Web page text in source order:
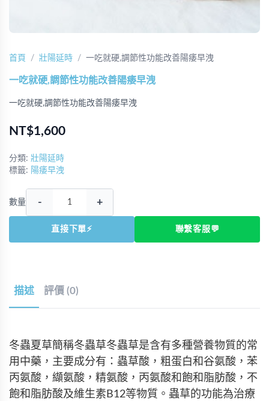
首頁 壯陽延時 一吃就硬,調節性功能改善陽痿早洩
一吃就硬,調節性功能改善陽痿早洩
一吃就硬,調節性功能改善陽痿早洩
NT$1,600
分類: 壯陽延時
標籤: 陽痿早洩
數量 - +
直接下單⚡ 聯繫客服💬
描述 評價 (0)
冬蟲夏草簡稱冬蟲草冬蟲草是含有多種營養物質的常
用中藥，主要成分有：蟲草酸，粗蛋白和谷氨酸，苯
丙氨酸，纈氨酸，精氨酸，丙氨酸和飽和脂肪酸，不
飽和脂肪酸及維生素B12等物質。蟲草的功能為治療